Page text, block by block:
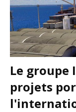
Le groupe
projets